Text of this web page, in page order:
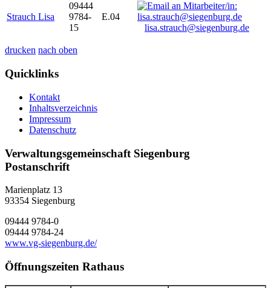
Strauch Lisa
09444
9784-
15
E.04
lisa.strauch@siegenburg.de
drucken nach oben
Quicklinks
Kontakt
Inhaltsverzeichnis
Impressum
Datenschutz
Verwaltungsgemeinschaft Siegenburg
Postanschrift
Marienplatz 13
93354 Siegenburg
09444 9784-0
09444 9784-24
www.vg-siegenburg.de/
Öffnungszeiten Rathaus